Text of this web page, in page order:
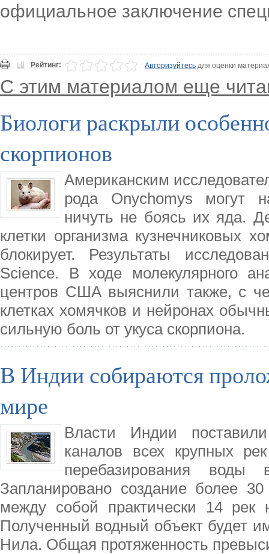
официальное заключение
Рейтинг: Авторизуйтесьдля оценки
С этим материалом еще
Биологи раскрыли
скорпионов
Американским
рода Onychomys могут
ничуть не боясь их яда.
клетки организма кузнечниковых
блокирует. Результаты
Science. В ходе молекулярного
центров США выяснили также, с
клетках хомячков и нейронах
сильную боль от укуса скорпиона.
В Индии собираются
мире
Власти Индии
каналов всех крупных
перебазирования
Запланировано создание более
между собой практически 14
Полученный водный объект будет
Нила. Общая протяженность